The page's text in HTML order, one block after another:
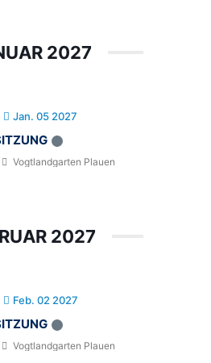
2027
Jan. 05 2027
Vogtlandgarten Plauen
2027
Feb. 02 2027
Vogtlandgarten Plauen